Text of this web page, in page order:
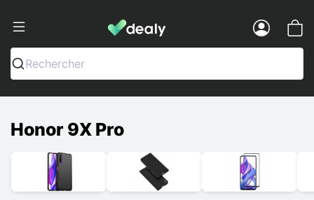
Dealy - Fundas y accesorios para
Rechercher
Honor 9X Pro